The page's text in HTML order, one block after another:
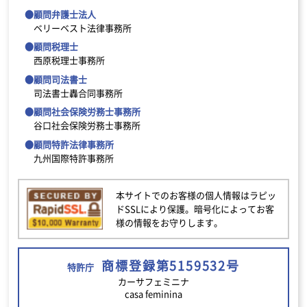
●顧問弁護士法人
ベリーベスト法律事務所
●顧問税理士
西原税理士事務所
●顧問司法書士
司法書士轟合同事務所
●顧問社会保険労務士事務所
谷口社会保険労務士事務所
●顧問特許法律事務所
九州国際特許事務所
本サイトでのお客様の個人情報はラピッ
ドSSLにより保護。暗号化によってお客
様の情報をお守りします。
特許庁 商標登録第5159532号
カーサフェミニナ
casa feminina